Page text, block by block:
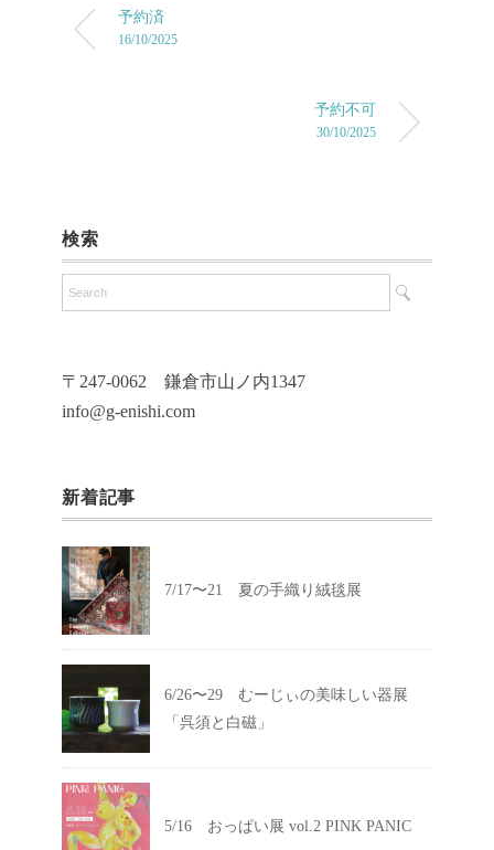
予約済
16/10/2025
予約不可
30/10/2025
検索
〒247-0062 鎌倉市山ノ内1347
info@g-enishi.com
新着記事
7/17〜21 夏の手織り絨毯展
6/26〜29 むーじぃの美味しい器展
「呉須と白磁」
5/16 おっぱい展 vol.2 PINK PANIC